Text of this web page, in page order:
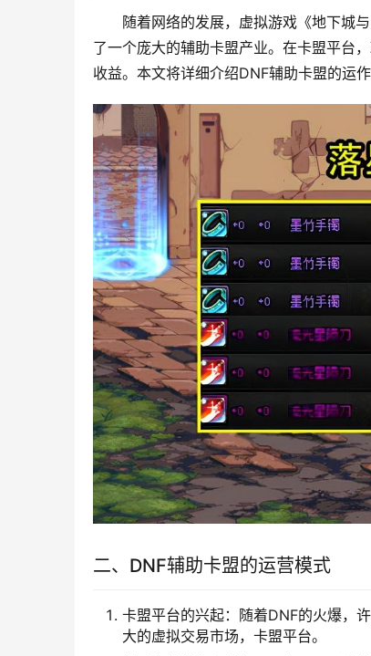
随着网络的发展，虚拟游戏《地下城
了一个庞大的辅助卡盟产业。在卡盟平台
收益。本文将详细介绍DNF辅助卡盟的运
二、DNF辅助卡盟的运营模式
卡盟平台的兴起：随着DNF的火爆，
大的虚拟交易市场，卡盟平台。